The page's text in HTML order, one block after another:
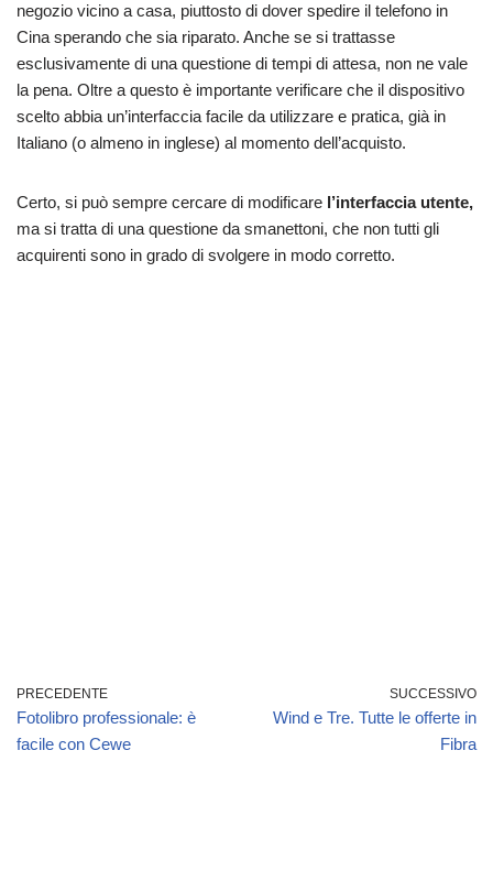
negozio vicino a casa, piuttosto di dover spedire il telefono in
Cina sperando che sia riparato. Anche se si trattasse
esclusivamente di una questione di tempi di attesa, non ne vale
la pena. Oltre a questo è importante verificare che il dispositivo
scelto abbia un’interfaccia facile da utilizzare e pratica, già in
Italiano (o almeno in inglese) al momento dell’acquisto.
Certo, si può sempre cercare di modificare l’interfaccia utente,
ma si tratta di una questione da smanettoni, che non tutti gli
acquirenti sono in grado di svolgere in modo corretto.
PRECEDENTE
Fotolibro professionale: è
facile con Cewe
SUCCESSIVO
Wind e Tre. Tutte le offerte in
Fibra